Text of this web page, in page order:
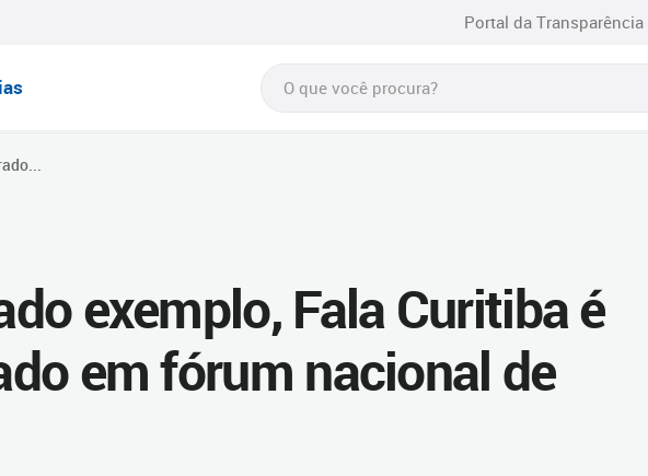
Portal da Transparência
exemplo, Fala Curitiba é
em fórum nacional de